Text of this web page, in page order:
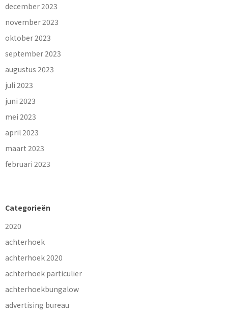
december 2023
november 2023
oktober 2023
september 2023
augustus 2023
juli 2023
juni 2023
mei 2023
april 2023
maart 2023
februari 2023
Categorieën
2020
achterhoek
achterhoek 2020
achterhoek particulier
achterhoekbungalow
advertising bureau